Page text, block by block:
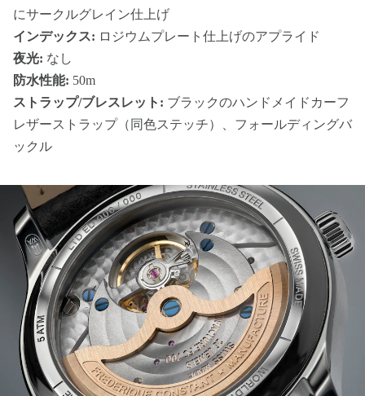
にサークルグレイン仕上げ
インデックス: ロジウムプレート仕上げのアプライド
夜光: なし
防水性能: 50m
ストラップ/ブレスレット: ブラックのハンドメイドカーフ
レザーストラップ（同色ステッチ）、フォールディングバ
ックル